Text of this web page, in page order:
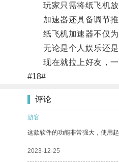
玩家只需将纸飞机放
加速器还具备调节推
纸飞机加速器不仅为
无论是个人娱乐还是
现在就拉上好友，一
#18#
评论
游客
这款软件的功能非常强大，使用起
2023-12-25